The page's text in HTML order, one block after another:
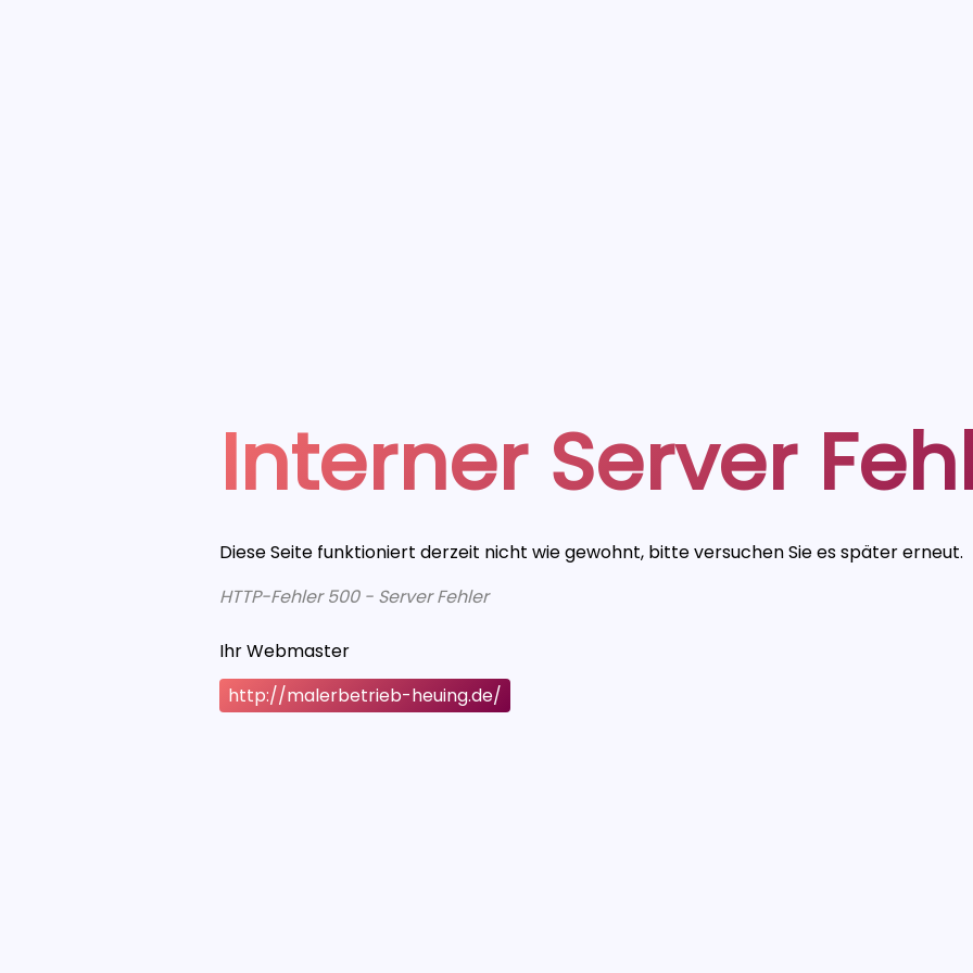
Interner Server
Diese Seite funktioniert derzeit nicht wie gewohnt, bitte versuchen Sie es später erneut.
HTTP-Fehler 500 - Server Fehler
Ihr Webmaster
http://malerbetrieb-heuing.de/